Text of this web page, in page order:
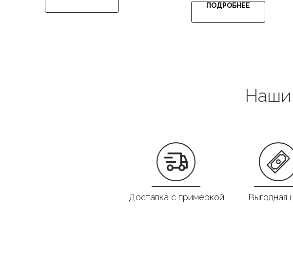
ПОДРОБНЕЕ
Доставка с примеркой Выгодная